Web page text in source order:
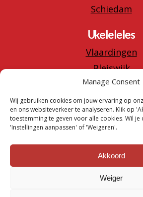
Manage Consent
Wij gebruiken cookies om jouw ervaring op
en ons websiteverkeer te analyseren. Klik op
toestemming te geven voor alle cookies. Wil
'Instellingen aanpassen' of 'Weigeren'.
Akkoord
Weiger
Schiedam
Ukeleleles
Vlaardingen
Bleiswijk
Heenvliet
Schiedam
Privacy
06-